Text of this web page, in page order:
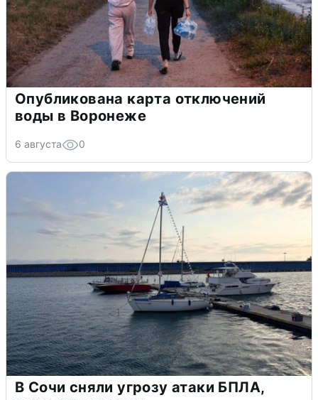
Опубликована карта отключений
воды в Воронеже
6 августа 0
В Сочи сняли угрозу атаки БПЛА,